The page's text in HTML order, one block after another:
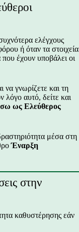
ελέγχους
ή όταν τα στοιχεία
έχουν υποβάλει οι
να γνωρίζετε και τη
λόγο αυτό, δείτε και
ως Ελεύθερος
μέσα στη
Έναρξη
στην
καθυστέρησης εάν